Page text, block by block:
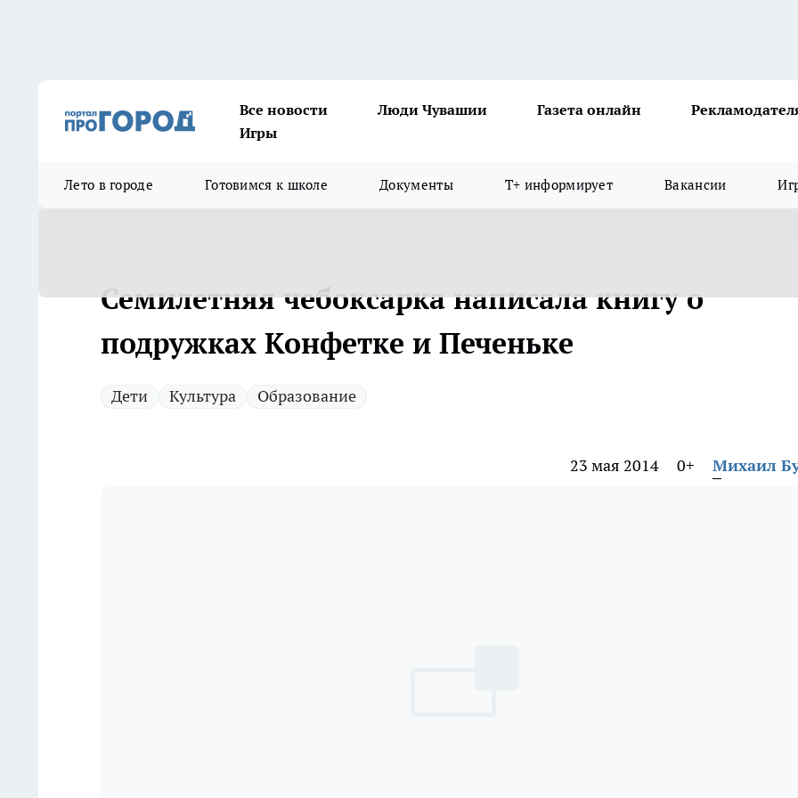
Все новости Люди Чувашии Газета онлайн
Игры
Лето в городе Готовимся к школе Документы Т+ информирует Вакансии
Семилетняя чебоксарка написала книгу о
подружках Конфетке и Печеньке
Дети Культура Образование
23 мая 2014 0+ Михаил